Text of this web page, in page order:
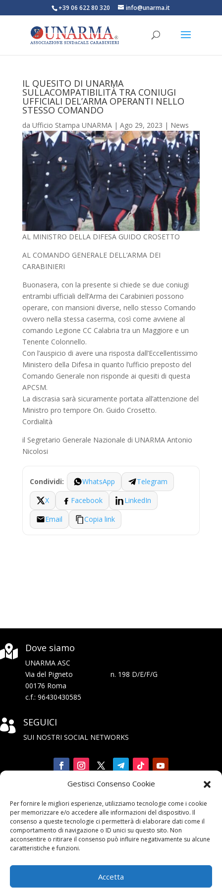
Gestisci Consenso Cookie
Per fornire le migliori esperienze, utilizziamo tecnologie come i cookie
per memorizzare e/o accedere alle informazioni del dispositivo. Il
consenso a queste tecnologie ci permetterà di elaborare dati come il
comportamento di navigazione o ID unici su questo sito. Non
acconsentire o ritirare il consenso può influire negativamente su alcune
caratteristiche e funzioni.
Accetta
+39 06 622 80 320 info@unarma.it
IL QUESITO DI UNARMA
SULLACOMPATIBILITÀ TRA CONIUGI
UFFICIALI DEL’ARMA OPERANTI NELLO
STESSO COMANDO
da Ufficio Stampa UNARMA| Ago 29, 2023 | News
AL MINISTRO DELLA DIFESA GUIDO CROSETTO
AL COMANDO GENERALE DELL’ARMA DEI
CARABINIERI
Buonasera, con la presente si chiede se due coniugi
entrambi ufficiali dell’Arma dei Carabinieri possono
operare, con mansioni diverse, nello stesso Comando
ovvero nella stessa caserma, così come avviene al
comando Legione CC Calabria tra un Maggiore e un
Tenente Colonnello.
Con l’auspicio di avere una risposta dall’Eccellentissimo
Ministero della Difesa in quanto l’ufficio preposto del
Comando Generale non risponde ai quesiti di questa
APCSM.
La discrasia sarà sicuramente portata all’attenzione del
Ministro pro tempore On. Guido Crosetto.
Cordialità
il Segretario Generale Nazionale di UNARMA Antonio
Nicolosi
Condividi: WhatsApp
Telegram
X
Facebook
LinkedIn
Email
Copia link
 Dove siamo
UNARMA ASC
Via del Pigneto n. 198 D/E/F/G
00176 Roma
c.f.: 96430430585
 SEGUICI
SUI NOSTRI SOCIAL NETWORKS

alla Newsletter